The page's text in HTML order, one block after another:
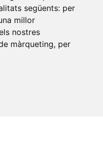
següents: per
millor
nostres
màrqueting, per